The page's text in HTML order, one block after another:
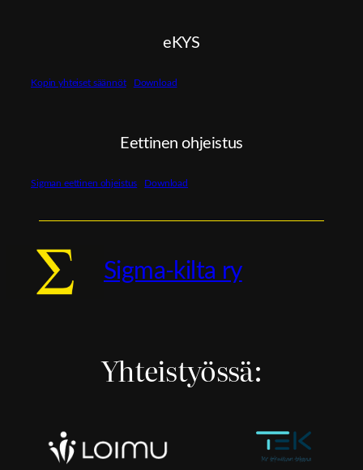
eKYS
Kopin yhteiset säännöt Download
Eettinen ohjeistus
Sigman eettinen ohjeistus Download
Sigma-kilta ry
Yhteistyössä: